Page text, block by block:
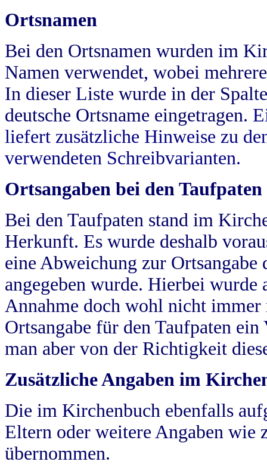
Ortsnamen
Bei den Ortsnamen wurden im
Namen verwendet, wobei
In dieser Liste wurde in der
deutsche Ortsname eingetragen.
liefert zusätzliche Hinweise zu
verwendeten Schreibvarianten.
Ortsangaben bei den Taufpaten
Bei den Taufpaten stand im
Herkunft. Es wurde deshalb
eine Abweichung zur
angegeben wurde. Hierbei wurde
Annahme doch wohl nicht
Ortsangabe für den Taufpaten
man aber von der Richtigkeit
Zusätzliche Angaben im
Die im Kirchenbuch ebenfalls
Eltern oder weitere Angaben wie
übernommen.